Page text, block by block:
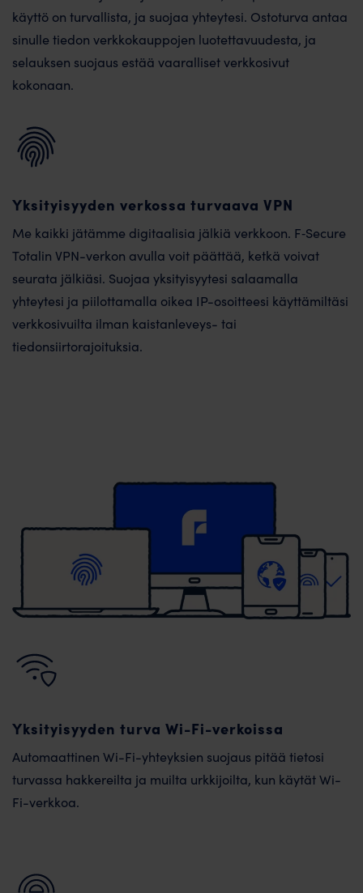
käyttö on turvallista, ja suojaa yhteytesi. Ostoturva antaa
sinulle tiedon verkkokauppojen luotettavuudesta, ja
selauksen suojaus estää vaaralliset verkkosivut
kokonaan.
Yksityisyyden verkossa turvaava VPN
Me kaikki jätämme digitaalisia jälkiä verkkoon. F‑Secure
Totalin VPN-verkon avulla voit päättää, ketkä voivat
seurata jälkiäsi. Suojaa yksityisyytesi salaamalla
yhteytesi ja piilottamalla oikea IP-osoitteesi käyttämiltäsi
verkkosivuilta ilman kaistanleveys- tai
tiedonsiirtorajoituksia.
Yksityisyyden turva Wi-Fi-verkoissa
Automaattinen Wi-Fi-yhteyksien suojaus pitää tietosi
turvassa hakkereilta ja muilta urkkijoilta, kun käytät Wi-
Fi-verkkoa.